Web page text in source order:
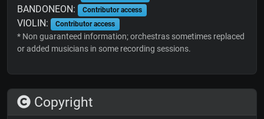
BANDONEON: Contributor access
VIOLIN: Contributor access
* Non guaranteed information; orchestras sometimes replaced
or added musicians in some recording sessions.
Copyright